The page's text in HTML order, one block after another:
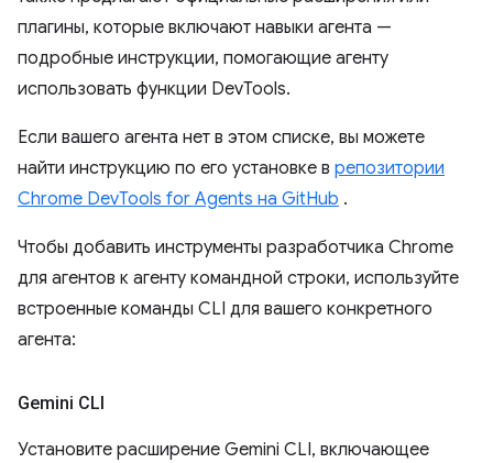
плагины, которые включают навыки агента —
подробные инструкции, помогающие агенту
использовать функции DevTools.
Если вашего агента нет в этом списке, вы можете
найти инструкцию по его установке в репозитории
Chrome DevTools for Agents на GitHub .
Чтобы добавить инструменты разработчика Chrome
для агентов к агенту командной строки, используйте
встроенные команды CLI для вашего конкретного
агента:
Gemini CLI
Установите расширение Gemini CLI, включающее